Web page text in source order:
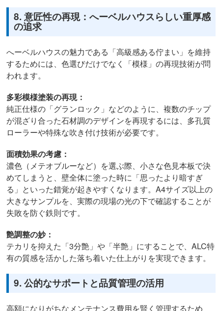
8. 意匠性の再現：へーベルハウスらしい重厚感
の追求
へーベルハウスの魅力である「高級感ある佇まい」を維持
するためには、色選びだけでなく「模様」の再現技術が問
われます。
多彩模様塗装の再現：
純正仕様の「グランロック」などのように、複数のチップ
が混ざり合った石材調のデザインを再現するには、多孔質
ローラーや特殊な吹き付け技術が必要です。
面積効果の考慮：
濃色（メテオブルーなど）を選ぶ際、小さな色見本板で決
めてしまうと、壁全体に塗った時に「思ったより暗すぎ
る」といった錯覚が起きやすくなります。A4サイズ以上の
大きなサンプルを、実際の現場の光の下で確認することが
失敗を防ぐ鉄則です。
艶調整の妙：
テカリを抑えた「3分艶」や「半艶」にすることで、ALC特
有の質感を活かした落ち着いた仕上がりを実現できます。
9. 公的なサポートと品質管理の活用
高額になりがちなメンテナンス費用を賢く管理するため